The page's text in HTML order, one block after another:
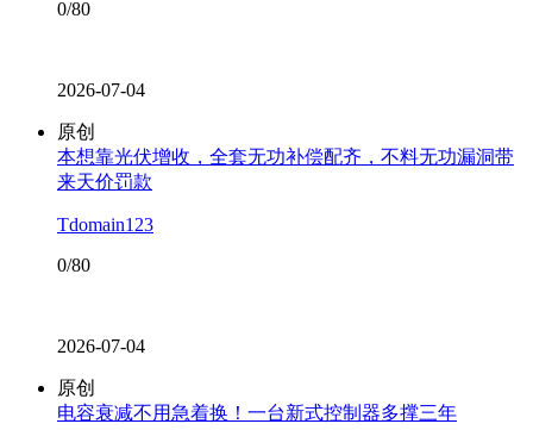
0/80
2026-07-04
原创
本想靠光伏增收，全套无功补偿配齐，不料无功漏洞带
来天价罚款
Tdomain123
0/80
2026-07-04
原创
电容衰减不用急着换！一台新式控制器多撑三年